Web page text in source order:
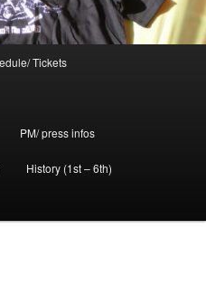
Tickets
PM/ press infos
History (1st – 6th)